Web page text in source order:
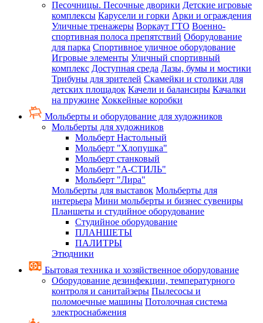
Песочницы. Песочные дворики Детские игровые
комплексы Карусели и горки Арки и ограждения
Уличные тренажеры Воркаут ГТО Военно-
спортивная полоса препятствий Оборудование
для парка Спортивное уличное оборудование
Игровые элементы Уличный спортивный
комплекс Доступная среда Лазы, бумы и мостики
Трибуны для зрителей Скамейки и столики для
детских площадок Качели и балансиры Качалки
на пружине Хоккейные коробки
Мольберты и оборудование для художников
Мольберты для художников
Мольберт Настольный
Мольберт "Хлопушка"
Мольберт станковый
Мольберт "А-СТИЛЬ"
Мольберт "Лира"
Мольберты для выставок Мольберты для
интерьера Мини мольберты и бизнес сувениры
Планшеты и студийное оборудование
Студийное оборудование
ПЛАНШЕТЫ
ПАЛИТРЫ
Этюдники
Бытовая техника и хозяйственное оборудование
Оборудование дезинфекции, температурного
контроля и санитайзеры Пылесосы и
поломоечные машины Потолочная система
электроснабжения